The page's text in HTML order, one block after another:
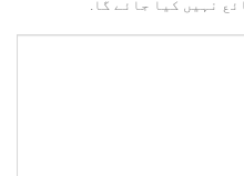
نہیں کیا جائے گا.